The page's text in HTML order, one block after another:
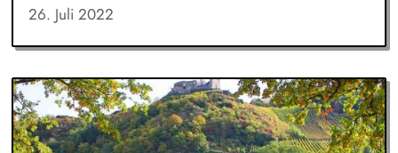
26. Juli 2022